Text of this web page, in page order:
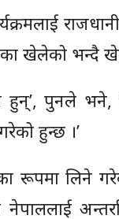
खेलेको भन्दै
हुन्’, पुनले
हुन्छ ।’
रूपमा लिने